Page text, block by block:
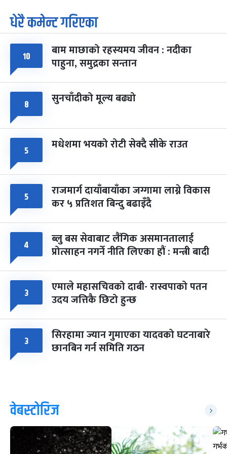
७
आइत
पूर्णिमा व्रत
चैत्र ७, २०८३-Mar 21, 2027
८ फागुपूर्णिमा
चैत्र ८, २०८३-Mar 22, 2027
७ महिना बाँकी
धेरै कमेन्ट गरिएका
१० बाम माछाको रहस्यमय जीवन : नदीका
पाहुना, समुद्रका सन्तान
८ सुनचाँदीको मूल्य बढ्यो
५ मधेशमा भयको रोटी सेक्दै सीके राउत
५ राजमार्ग दायाँबायाँका जग्गामा लाग्ने विकास
कर ५ प्रतिशत बिन्दु बढाइँदै
४ ब्लु बस सेवाबाट लैंगिक असमानतालाई
प्रोत्साहन नगर्ने नीति लिएका हौं : मन्त्री बादी
३ एमाले महासचिवको दाबी- रास्वपाको पतन
उदय जत्तिकै छिटो हुन्छ
३ सिरहामा ज्यान गुमाएका यादवको घटनाबारे
छानबिन गर्न समिति गठन
वेबस्टोरिज